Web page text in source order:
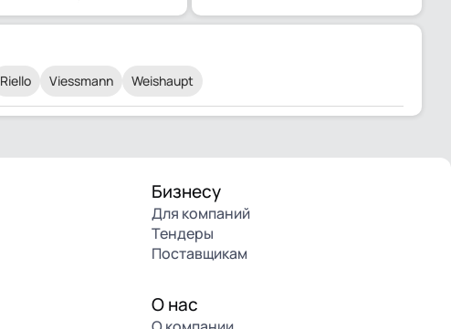
Riello Viessmann Weishaupt
Бизнесу
Для компаний
Тендеры
Поставщикам
О нас